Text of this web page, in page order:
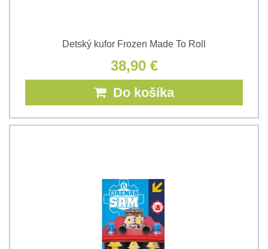
Detský kufor Frozen Made To Roll
38,90 €
Do košíka